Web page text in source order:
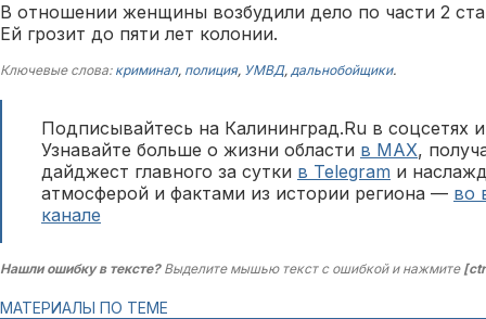
В отношении женщины возбудили дело по части 2
Ей грозит до пяти лет колонии.
Ключевые слова: криминал, полиция, УМВД, дальнобойщики.
Подписывайтесь на Калининград.Ru в соцсетях
Узнавайте больше о жизни области в MAX,
дайджест главного за сутки в Telegram и
атмосферой и фактами из истории региона — во
канале
Нашли ошибку в тексте?Выделите мышью текст с ошибкой и нажмите
МАТЕРИАЛЫ ПО ТЕМЕ